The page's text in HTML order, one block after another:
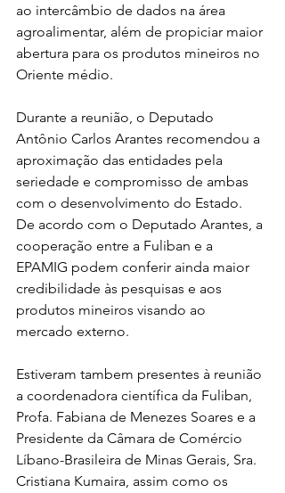
ao intercâmbio de dados na área
agroalimentar, além de propiciar maior
abertura para os produtos mineiros no
Oriente médio.
Durante a reunião, o Deputado
Antônio Carlos Arantes recomendou a
aproximação das entidades pela
seriedade e compromisso de ambas
com o desenvolvimento do Estado.
De acordo com o Deputado Arantes, a
cooperação entre a Fuliban e a
EPAMIG podem conferir ainda maior
credibilidade às pesquisas e aos
produtos mineiros visando ao
mercado externo.
Estiveram tambem presentes à reunião
a coordenadora científica da Fuliban,
Profa. Fabiana de Menezes Soares e a
Presidente da Câmara de Comércio
Líbano-Brasileira de Minas Gerais, Sra.
Cristiana Kumaira, assim como os